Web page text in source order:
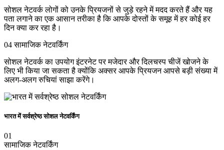
सोशल नेटवर्क लोगों को उनके प्रियजनों से जुड़े रहने में मदद करते हैं और यह
पता लगाने का एक आसान तरीका है कि आपके दोस्तों के समूह में हर कोई हर
दिन क्या कर रहा है।
04 सामाजिक नेटवर्किंग
सोशल नेटवर्क का उपयोग इंटरनेट पर मजेदार और दिलचस्प चीजें खोजने के
लिए भी किया जा सकता है क्योंकि अक्सर आपके प्रियजन आपसे बड़ी संख्या में
अलग-अलग रुचियां साझा करेंगे।
भारत में सर्वश्रेष्ठ सोशल नेटवर्किंग
01
सामाजिक नेटवर्किंग